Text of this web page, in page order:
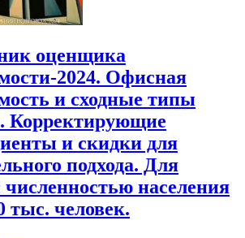
оценщика
2024. Офисная
и сходные типы
Корректирующие
и скидки для
подхода. Для
численностью населения
тыс. человек.